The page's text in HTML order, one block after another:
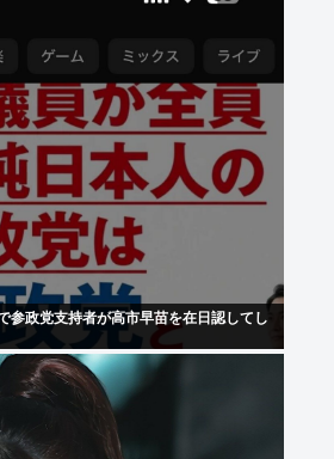
参政党支持者が高市早苗を在日認してし